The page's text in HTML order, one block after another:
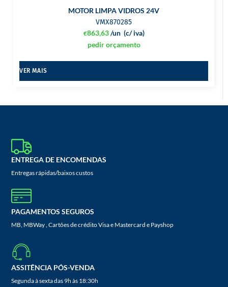
MOTOR LIMPA VIDROS 24V
VMX870285
€863,63 (c/ iva)
/un
pedir orçamento
VER MAIS
ENTREGA DE ENCOMENDAS
Entregas rápidas/baixos custos
PAGAMENTOS SEGUROS
MB, MBWay , Cartões de crédito Visa e Mastercard e Payshop
ASSITÊNCIA PÓS-VENDA
Segunda à sexta das 9h às 18:30h